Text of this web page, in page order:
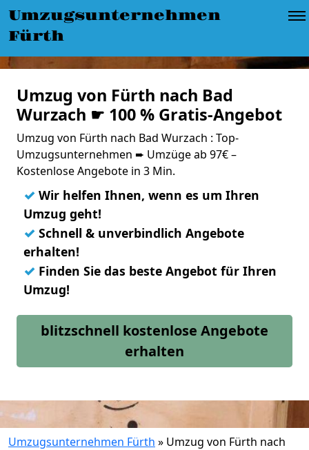
Umzugsunternehmen
Fürth
Umzug von Fürth nach Bad
Wurzach ☛ 100 % Gratis-Angebot
Umzug von Fürth nach Bad Wurzach : Top-
Umzugsunternehmen ➨ Umzüge ab 97€ –
Kostenlose Angebote in 3 Min.
✓ Wir helfen Ihnen, wenn es um Ihren
Umzug geht!
✓ Schnell & unverbindlich Angebote
erhalten!
✓ Finden Sie das beste Angebot für Ihren
Umzug!
blitzschnell kostenlose Angebote
erhalten
Umzugsunternehmen Fürth » Umzug von Fürth nach